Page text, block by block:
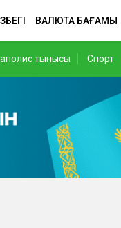
ВАЛЮТА БАҒАМЫ
тынысы Спорт